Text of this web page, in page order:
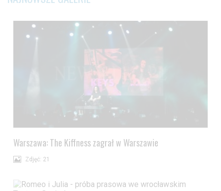
Warszawa: The Kiffness zagrał w Warszawie
Zdjęć: 21